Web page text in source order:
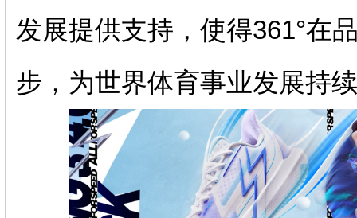
发展提供支持，使得361°在
步，为世界体育事业发展持